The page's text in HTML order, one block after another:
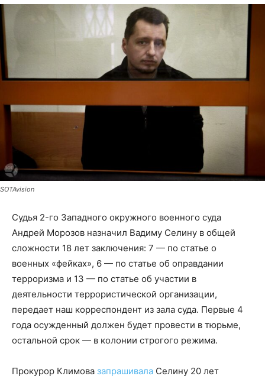
SOTAvision
Судья 2-го Западного окружного военного суда
Андрей Морозов назначил Вадиму Селину в общей
сложности 18 лет заключения: 7 — по статье о
военных «фейках», 6 — по статье об оправдании
терроризма и 13 — по статье об участии в
деятельности террористической организации,
передает наш корреспондент из зала суда. Первые 4
года осужденный должен будет провести в тюрьме,
остальной срок — в колонии строгого режима.
Прокурор Климова запрашивала Селину 20 лет